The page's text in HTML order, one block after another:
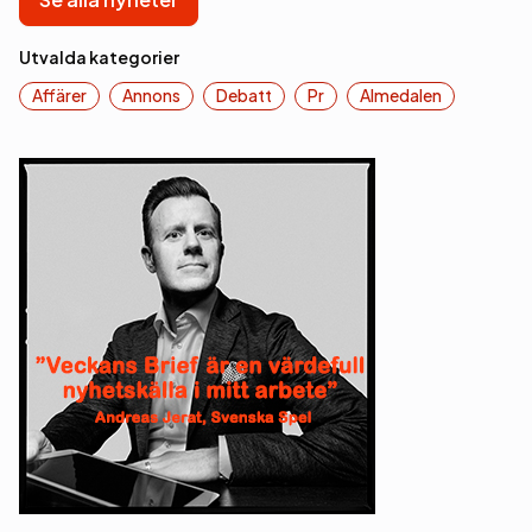
Utvalda kategorier
Affärer
Annons Debatt Pr Almedalen